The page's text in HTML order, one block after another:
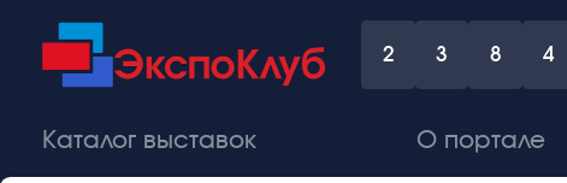
2 3 8 4
Каталог выставок О портале